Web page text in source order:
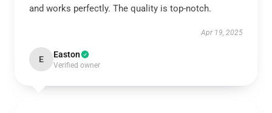
and works perfectly. The quality is top-notch.
Apr 19, 2025
E Easton
Verified owner